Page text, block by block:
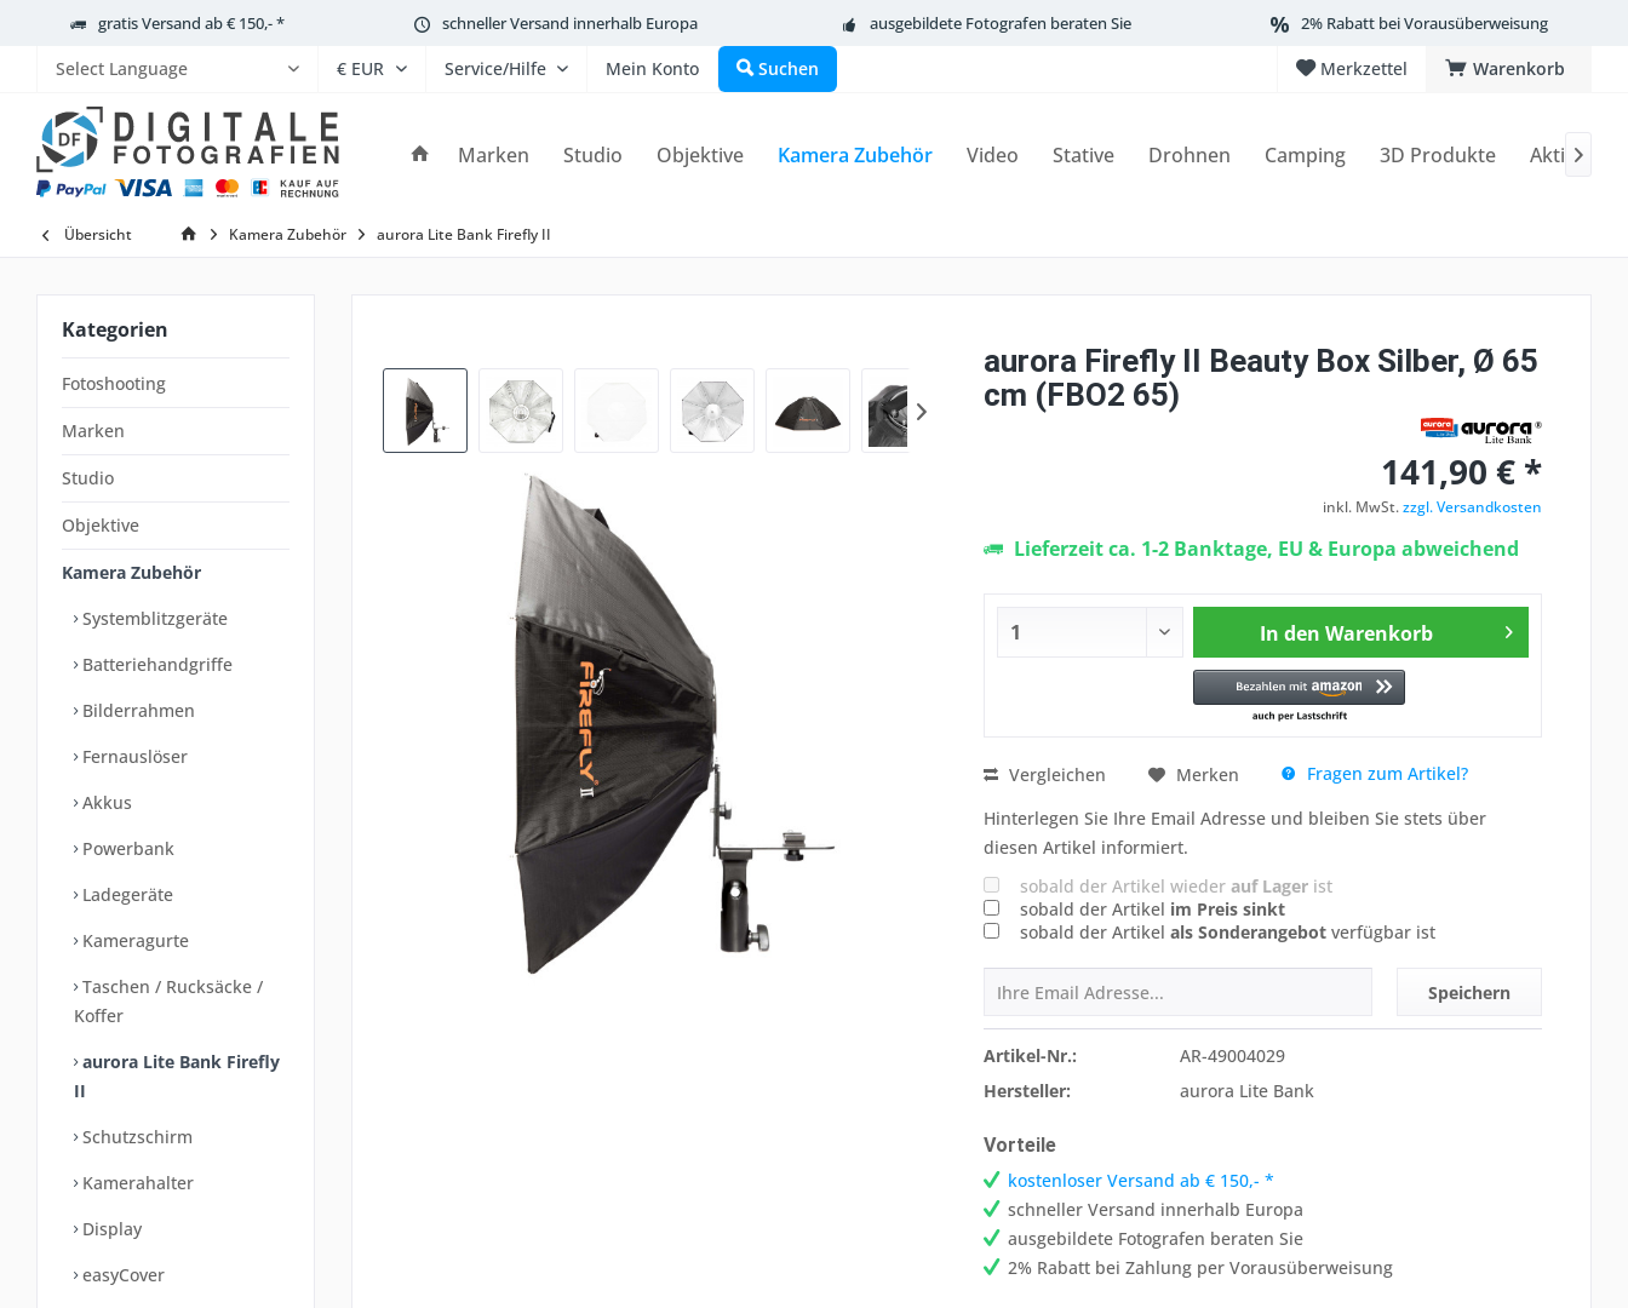
gratis Versand ab € 150,- * schneller Versand innerhalb Europa ausgebildete Fotografen beraten Sie 2% Rabatt bei Vorausüberweisung
Powered by
Warenkorb
Merkzettel
Service/Hilfe Mein Konto Suchen
Marken Studio Objektive Kamera Zubehör Video Stative Drohnen Camping 3D Produkte Aktionen

Übersicht Kamera Zubehör aurora Lite Bank Firefly II
Kategorien
Fotoshooting
Marken
Studio
Objektive
Kamera Zubehör
Systemblitzgeräte
Batteriehandgriffe
Bilderrahmen
Fernauslöser
Akkus
Powerbank
Ladegeräte
Kameragurte
Taschen / Rucksäcke /
Koffer
aurora Lite Bank Firefly
II
Schutzschirm
Kamerahalter
Display
easyCover
aurora Firefly II Beauty Box Silber, Ø 65
cm (FBO2 65)
141,90 € *
inkl. MwSt.zzgl. Versandkosten
Lieferzeit ca. 1-2 Banktage, EU & Europa abweichend
In den Warenkorb
Vergleichen Merken
Fragen zum Artikel?
Hinterlegen Sie Ihre Email Adresse und bleiben Sie stets über
diesen Artikel informiert.
sobald der Artikel wieder auf Lagerist
sobald der Artikel im Preis sinkt
sobald der Artikel als Sonderangebotverfügbar ist
Speichern
Artikel-Nr.:
AR-49004029
Hersteller:
aurora Lite Bank
Vorteile
kostenloser Versand ab € 150,- *
schneller Versand innerhalb Europa
ausgebildete Fotografen beraten Sie
2% Rabatt bei Zahlung per Vorausüberweisung